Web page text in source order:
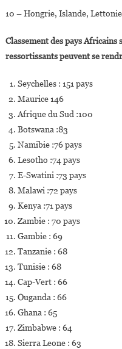
10 – Hongrie, Islande,
Classement des pays Africains
ressortissants peuvent se
Seychelles : 151 pays
Maurice 146
Afrique du Sud :100
Botswana :83
Namibie :76 pays
Lesotho :74 pays
E-Swatini :73 pays
Malawi :72 pays
Kenya :71 pays
Zambie : 70 pays
Gambie : 69
Tanzanie : 68
Tunisie : 68
Cap-Vert : 66
Ouganda : 66
Ghana : 65
Zimbabwe : 64
Sierra Leone : 63